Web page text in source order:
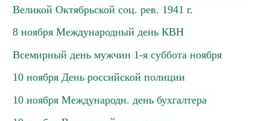
Великой Октябрьской соц. рев. 1941 г.
8 ноября Международный день КВН
Всемирный день мужчин 1-я суббота ноября
10 ноября День российской полиции
10 ноября Международн. день бухгалтера